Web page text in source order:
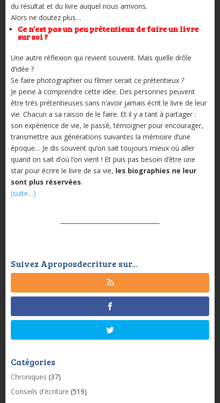
du résultat et du livre auquel nous arrivons.
Alors ne doutez plus…
Ce n’est pas un peu prétentieux de faire un livre
sur soi ?
Une autre réflexion qui revient souvent. Mais quelle drôle
d’idée ?
Se faire photographier ou filmer serait ce prétentieux ?
Je peine à comprendre cette idée. Des personnes peuvent
être très prétentieuses sans n’avoir jamais écrit le livre de leur
vie. Chacun a sa raison de le faire. Et il y a tant à partager :
son expérience de vie, le passé, témoigner pour encourager,
transmettre aux générations suivantes la mémoire d’une
époque… Je dis souvent qu’on sait toujours mieux où aller
quand on sait d’où l’on vient ! Et puis pas besoin d’être une
star pour écrire le livre de sa vie, les biographies ne leur
sont plus réservées.
(suite…)
Suivez Aproposdecriture sur...
Catégories
Chroniques (37)
Conseils d'écriture (519)